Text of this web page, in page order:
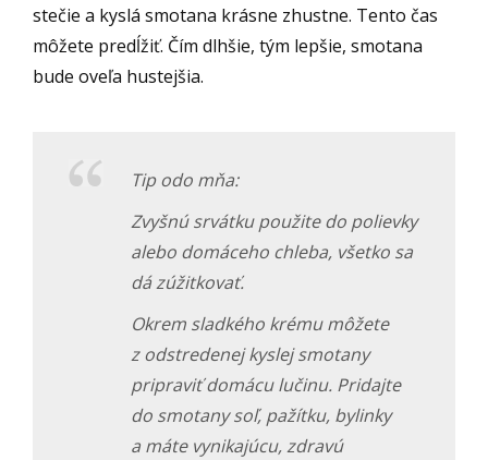
stečie a kyslá smotana krásne zhustne. Tento čas
môžete predĺžiť. Čím dlhšie, tým lepšie, smotana
bude oveľa hustejšia.
Tip odo mňa:
Zvyšnú srvátku použite do polievky
alebo domáceho chleba, všetko sa
dá zúžitkovať.
Okrem sladkého krému môžete
z odstredenej kyslej smotany
pripraviť domácu lučinu. Pridajte
do smotany soľ, pažítku, bylinky
a máte vynikajúcu, zdravú